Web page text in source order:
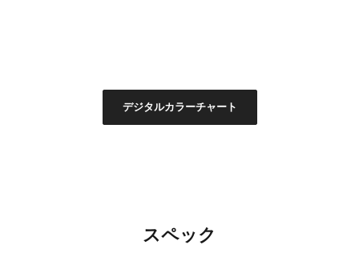
デジタルカラーチャート
スペック